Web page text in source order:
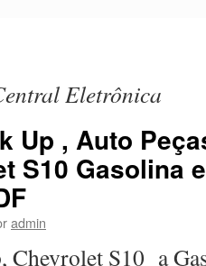
Eletrônica
Up , Auto
S10 Gasolina
admin
Chevrolet S10 a